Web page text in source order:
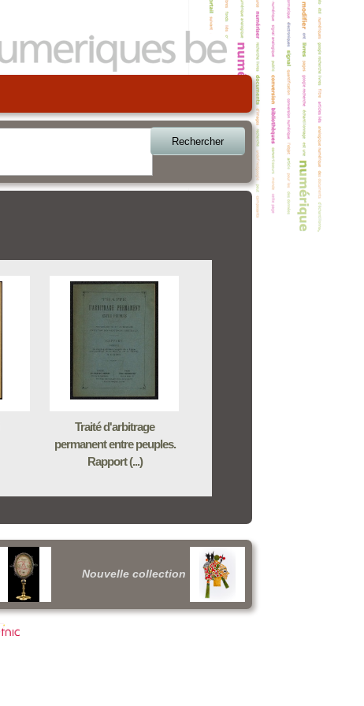
Rechercher
Traité d'arbitrage
permanent entre peuples.
Rapport (...)
Nouvelle collection